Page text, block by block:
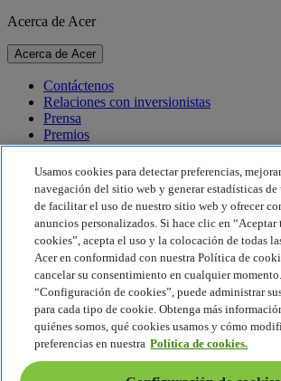
Acerca de Acer
Acerca de Acer
Contáctenos
Relaciones con inversionistas
Prensa
Premios
Eventos
Sostenibilidad
Sostenibilidad
Responsabilidad social corporativa
Huella de carbono del producto
Proyecto Humanity
Earthion
Política de privacidad
Política de cookies
Aviso legal
Información legal adicional
Usamos cookies para detectar preferencias,
navegación del sitio web y generar estadísticas
de facilitar el uso de nuestro sitio web y ofrecer
anuncios personalizados. Si hace clic en “Aceptar
cookies”, acepta el uso y la colocación de todas
Acer en conformidad con nuestra Política de
cancelar su consentimiento en cualquier
“Configuración de cookies”, puede administrar
para cada tipo de cookie. Obtenga más
quiénes somos, qué cookies usamos y cómo
preferencias en nuestra Política de cookies.